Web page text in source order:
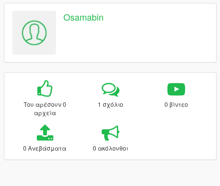
Osamabin
Του αρέσουν 0
αρχεία
1 σχόλιο 0 βίντεο
0 Ανεβάσματα 0 ακόλουθοι